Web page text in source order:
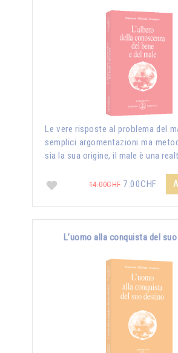
Le vere risposte al problema del
semplici argomentazioni ma
sia la sua origine, il male è una
14.00CHF7.00CHF
L’uomo alla conquista del